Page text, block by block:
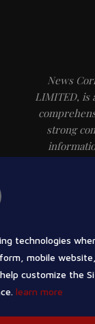
News
LIMITED, is
strong
https://
analysis,
work in
technologies
mobile
customize the
learn more